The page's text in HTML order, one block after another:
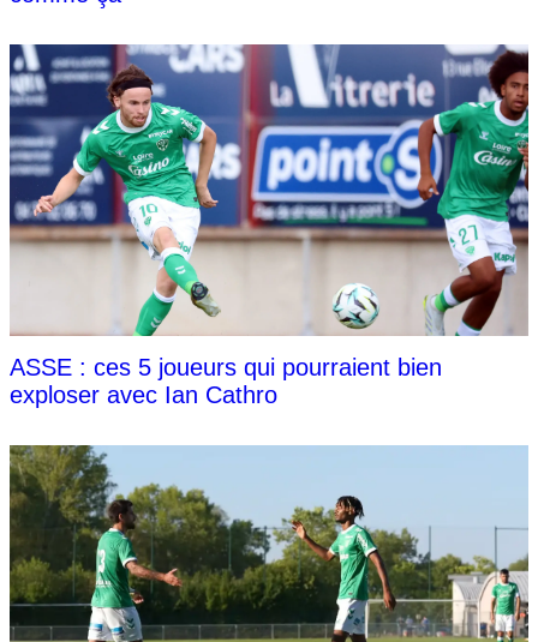
ASSE : ces 5 joueurs qui pourraient bien
exploser avec Ian Cathro